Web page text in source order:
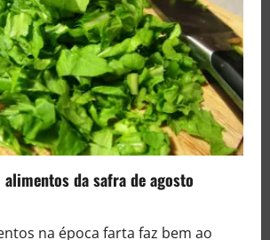
alimentos da safra de agosto
na época farta faz bem ao